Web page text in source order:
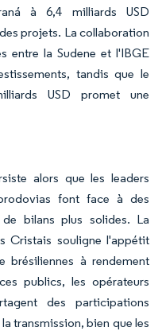
à 6,4 milliards USD
projets. La collaboration
entre la Sudene et l'IBGE
tandis que le
USD promet une
alors que les leaders
font face à des
bilans plus solides. La
Cristais souligne l'appétit
brésiliennes à rendement
publics, les opérateurs
des participations
transmission, bien que les